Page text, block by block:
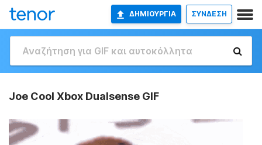
ΔΗΜΙΟΥΡΓΊΑ ΣΥΝΔΕΣΗ
Joe Cool Xbox Dualsense GIF